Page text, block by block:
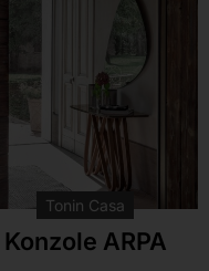
Tonin Casa
Konzole ARPA